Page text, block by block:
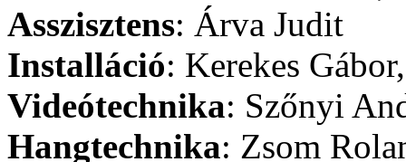
Asszisztens: Árva Judit
Installáció: Kerekes
Videótechnika: Szőnyi
Hangtechnika: Zsom